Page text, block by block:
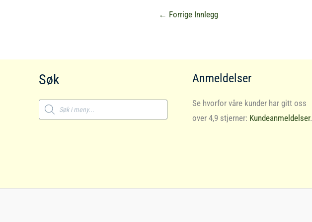
← Forrige Innlegg
Søk
Products
search
Anmeldelser
Se hvorfor våre kunder har gitt oss
over 4,9 stjerner: Kundeanmeldelser.